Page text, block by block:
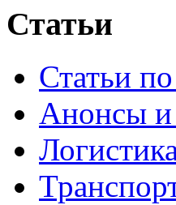
Статьи
Статьи
Анонсы и